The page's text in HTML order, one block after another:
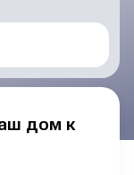
дом к